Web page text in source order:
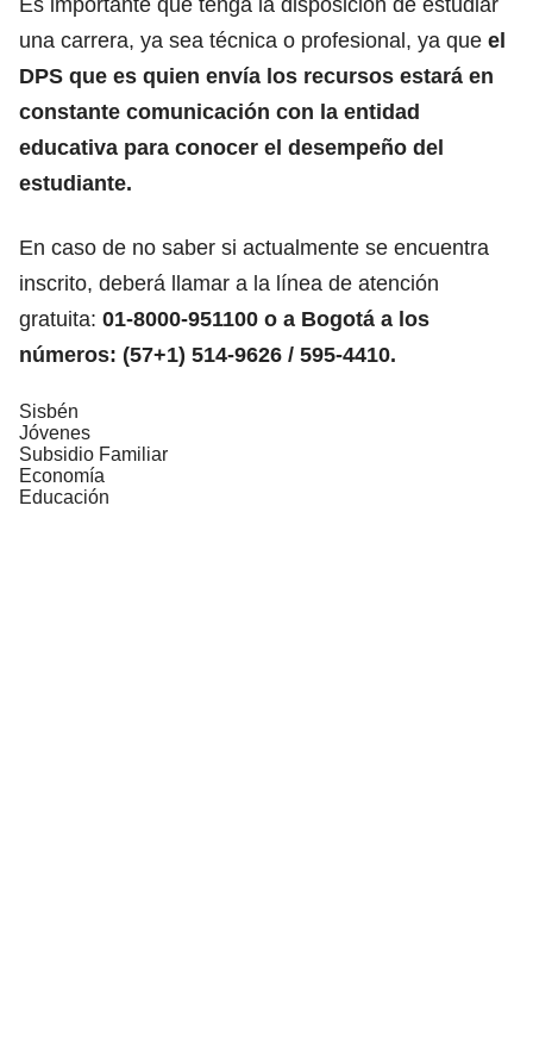
una carrera, ya sea técnica o profesional, ya que el
DPS que es quien envía los recursos estará en
constante comunicación con la entidad
educativa para conocer el desempeño del
estudiante.
En caso de no saber si actualmente se encuentra
inscrito, deberá llamar a la línea de atención
gratuita: 01-8000-951100 o a Bogotá a los
números: (57+1) 514-9626 / 595-4410.
Sisbén
Jóvenes
Subsidio Familiar
Economía
Educación